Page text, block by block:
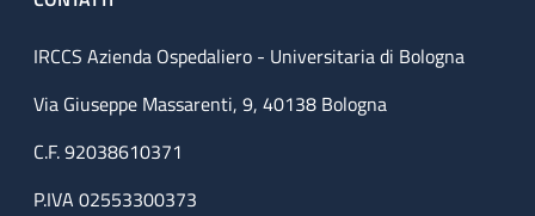
IRCCS Azienda Ospedaliero - Universitaria di Bologna
Via Giuseppe Massarenti, 9, 40138 Bologna
C.F. 92038610371
P.IVA 02553300373